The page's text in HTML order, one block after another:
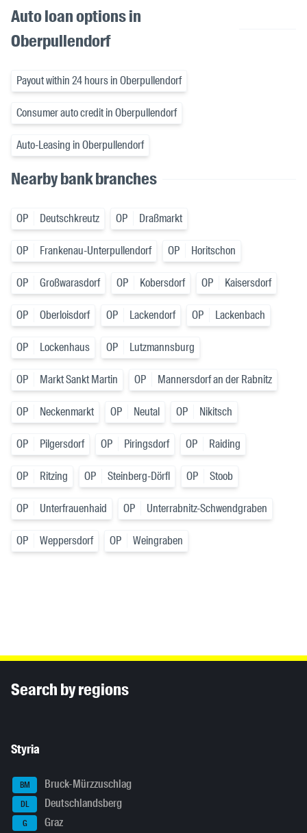
Auto loan options in
Oberpullendorf
Payout within 24 hours in Oberpullendorf
Consumer auto credit in Oberpullendorf
Auto-Leasing in Oberpullendorf
Nearby bank branches
OP Deutschkreutz OP Draßmarkt
OP Frankenau-Unterpullendorf OP Horitschon
OP Großwarasdorf OP Kobersdorf OP Kaisersdorf
OP Oberloisdorf OP Lackendorf OP Lackenbach
OP Lockenhaus OP Lutzmannsburg
OP Markt Sankt Martin OP Mannersdorf an der Rabnitz
OP Neckenmarkt OP Neutal OP Nikitsch
OP Pilgersdorf OP Piringsdorf OP Raiding
OP Ritzing OP Steinberg-Dörfl OP Stoob
OP Unterfrauenhaid OP Unterrabnitz-Schwendgraben
OP Weppersdorf OP Weingraben
Search by regions
Styria
BM Bruck-Mürzzuschlag
DL Deutschlandsberg
G Graz